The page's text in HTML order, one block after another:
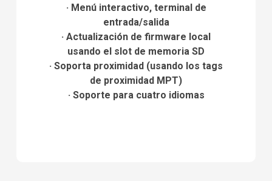
· Menú interactivo, terminal de
entrada/salida
· Actualización de firmware local
usando el slot de memoria SD
· Soporta proximidad (usando los tags
de proximidad MPT)
· Soporte para cuatro idiomas